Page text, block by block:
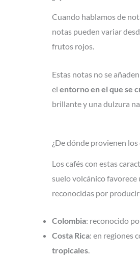
Cuando hablamos de
notas pueden variar
frutos rojos.
Estas notas no se
el entorno en el que se
brillante y una dulzura
¿De dónde provienen
Los cafés con estas
suelo volcánico favorece
reconocidas por
Colombia: reconocido
Costa Rica: en regiones
tropicales.